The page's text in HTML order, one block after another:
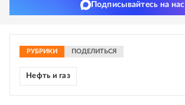
Подписывайтесь на нас
РУБРИКИ ПОДЕЛИТЬСЯ
Нефть и газ